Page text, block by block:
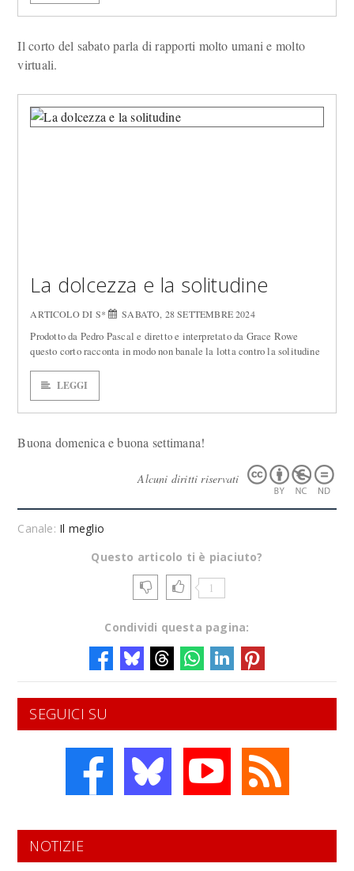
Il corto del sabato parla di rapporti molto umani e molto
virtuali.
La dolcezza e la solitudine
ARTICOLO DI S* SABATO, 28 SETTEMBRE 2024
Prodotto da Pedro Pascal e diretto e interpretato da Grace Rowe
questo corto racconta in modo non banale la lotta contro la solitudine
LEGGI
Buona domenica e buona settimana!
Alcuni diritti riservati
Canale: Il meglio
Questo articolo ti è piaciuto?
1
Condividi questa pagina:
SEGUICI SU
NOTIZIE